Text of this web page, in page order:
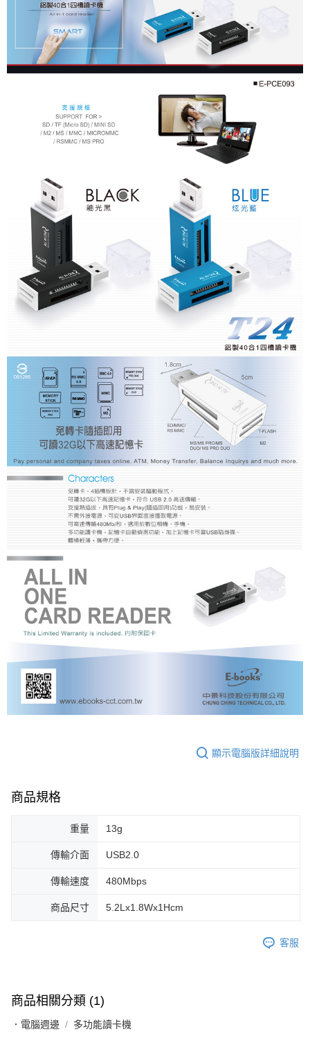
顯示電腦版詳細說明
商品規格
重量 13g
傳輸介面 USB2.0
傳輸速度 480Mbps
商品尺寸 5.2Lx1.8Wx1Hcm
客服
商品相關分類 (1)
．電腦週邊 多功能讀卡機